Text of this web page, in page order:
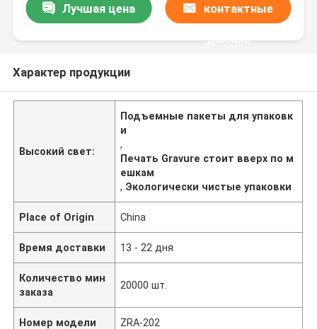
Лучшая цена контактные
данные
Характер продукции
Высокий свет:
Подъемные пакеты для упаковк
и
,
Печать Gravure стоит вверх по м
ешкам
, Экологически чистые упаковки
Place of Origin China
Время доставки 13 - 22 дня
Количество мин
заказа
20000 шт.
Номер модели ZRA-202